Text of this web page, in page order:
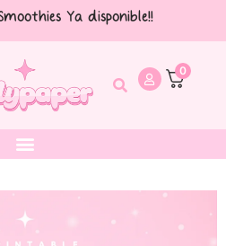
Ya disponible!!
0